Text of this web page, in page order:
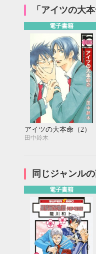
「アイツの大
電子書籍
アイツの大本命（2）
田中鈴木
同じジャンル
電子書籍
9月
MON TUE WED THU
1
9 10
16 17
21 22 23